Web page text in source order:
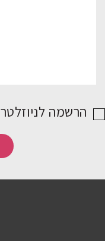
הרשמה לניוזלטר